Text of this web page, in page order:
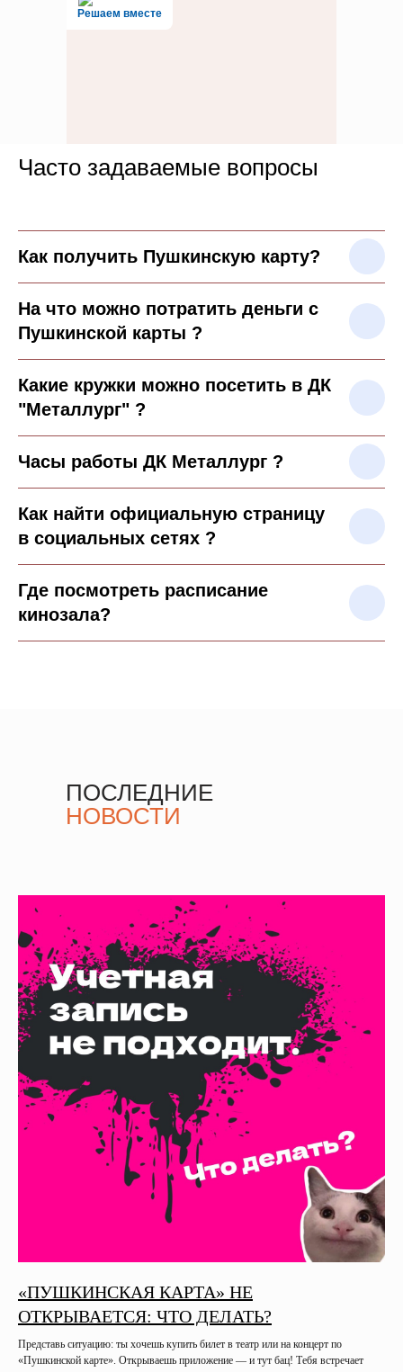
Решаем вместе
Сложности с получением
Знаете, как улучшить
работу учреждений
культуры?
Напишите — решим!
Написать
Часто задаваемые вопросы
Как получить Пушкинскую карту?
На что можно потратить деньги с
Пушкинской карты ?
Какие кружки можно посетить в ДК
"Металлург" ?
Часы работы ДК Металлург ?
Как найти официальную страницу
в социальных сетях ?
Где посмотреть расписание
кинозала?
ПОСЛЕДНИЕ
НОВОСТИ
«ПУШКИНСКАЯ КАРТА» НЕ
ОТКРЫВАЕТСЯ: ЧТО ДЕЛАТЬ?
Представь ситуацию: ты хочешь купить билет в театр или на концерт по
«Пушкинской карте». Открываешь приложение — и тут бац! Тебя встречает